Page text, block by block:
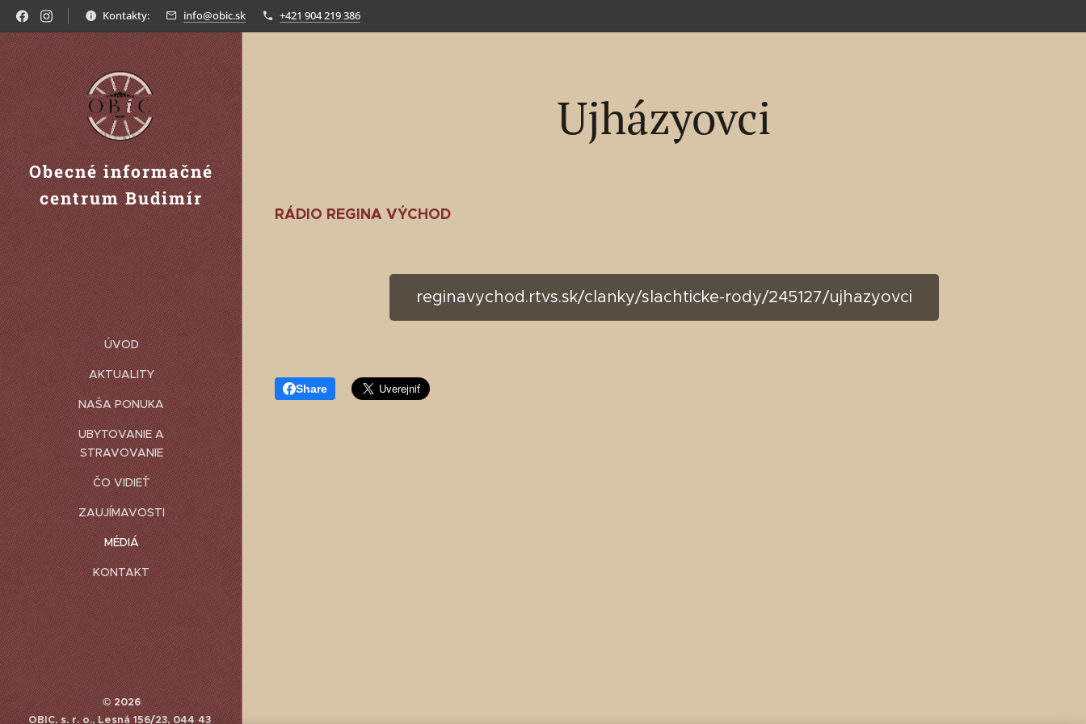
Kontakty: info@obic.sk +421 904 219 386
Obecné informačné
centrum Budimír
ÚVOD
AKTUALITY
NAŠA PONUKA
UBYTOVANIE A
STRAVOVANIE
ČO VIDIEŤ
ZAUJÍMAVOSTI
MÉDIÁ
KONTAKT
Ujházyovci
RÁDIO REGINA VÝCHOD
reginavychod.rtvs.sk/clanky/slachticke-rody/245127/ujhazyovci
Share
© 2026
OBIC, s. r. o., Lesná 156/23, 044 43